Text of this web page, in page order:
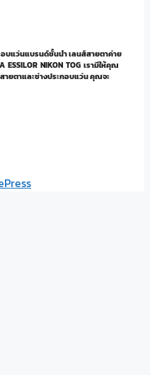
บแว่นแบรนด์ชั้นนำ เลนส์สายตาค่าย
ESSILOR NIKON TOG เรามีให้คุณ
ยตาและช่างประกอบแว่น คุณจะ